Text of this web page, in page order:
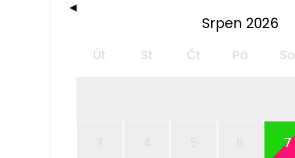
◀
Srpen 2026
Út St Čt Pá So
7